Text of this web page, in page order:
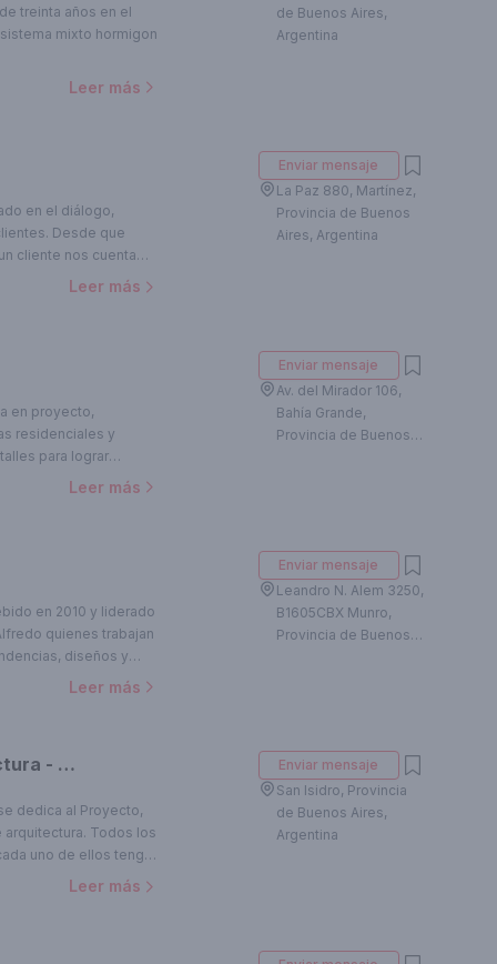
ofrecer a cada
excelencia, plasmado
en el marco
treinta años en el
mixto hormigon
Leer más
de Buenos Aires,
Argentina
en el diálogo,
Desde que
cliente nos cuenta
servicio se basa
Leer más
Enviar mensaje
La Paz 880, Martínez,
Provincia de Buenos
Aires, Argentina
en proyecto,
residenciales y
para lograr
de mercado. Nos
Leer más
Enviar mensaje
Av. del Mirador 106,
Bahía Grande,
Provincia de Buenos
en 2010 y liderado
quienes trabajan
diseños y
conceptos en
sistemas para
diferentes tipos de
pop ups stores y
Leer más
Enviar mensaje
Leandro N. Alem 3250,
B1605CBX Munro,
Provincia de Buenos
German Salas arquitectura - San Isidro
dedica al Proyecto,
Todos los
uno de ellos tenga
Leer más
Enviar mensaje
San Isidro, Provincia
de Buenos Aires,
Argentina